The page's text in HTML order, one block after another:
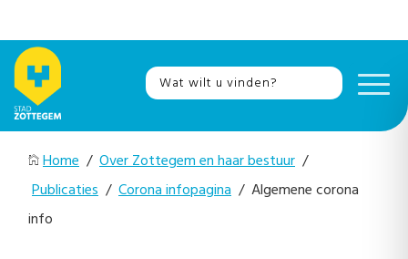
Home / Over Zottegem en haar bestuur /
Publicaties / Corona infopagina / Algemene corona
info